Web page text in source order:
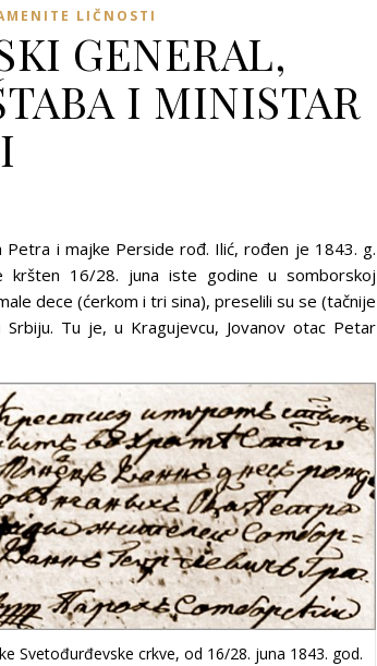
LIČNOSTI
GENERAL,
I MINISTAR
i majke Perside rođ. Ilić, rođen je 1843. g.
16/28. juna iste godine u somborskoj
dece (ćerkom i tri sina), preselili su se (tačnije
Tu je, u Kragujevcu, Jovanov otac Petar
Svetođurđevske crkve, od 16/28. juna 1843. god.